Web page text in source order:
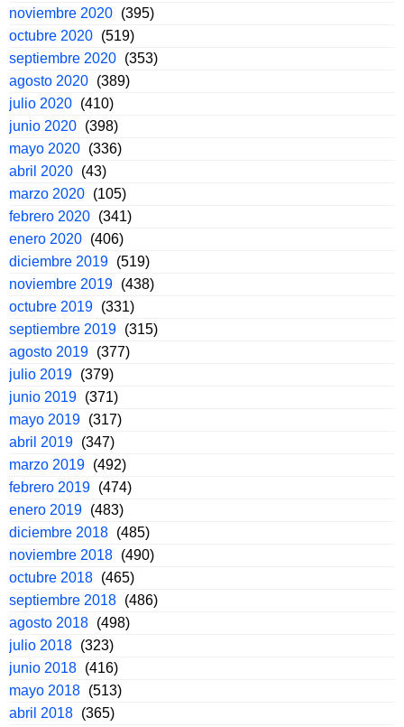
noviembre 2020 (395)
octubre 2020 (519)
septiembre 2020 (353)
agosto 2020 (389)
julio 2020 (410)
junio 2020 (398)
mayo 2020 (336)
abril 2020 (43)
marzo 2020 (105)
febrero 2020 (341)
enero 2020 (406)
diciembre 2019 (519)
noviembre 2019 (438)
octubre 2019 (331)
septiembre 2019 (315)
agosto 2019 (377)
julio 2019 (379)
junio 2019 (371)
mayo 2019 (317)
abril 2019 (347)
marzo 2019 (492)
febrero 2019 (474)
enero 2019 (483)
diciembre 2018 (485)
noviembre 2018 (490)
octubre 2018 (465)
septiembre 2018 (486)
agosto 2018 (498)
julio 2018 (323)
junio 2018 (416)
mayo 2018 (513)
abril 2018 (365)